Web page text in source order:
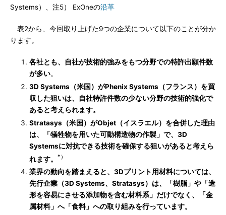
Systems）、注5） ExOneの沿革
表2から、今回取り上げた9つの企業について以下のことが分か
ります。
各社とも、自社が技術的強みをもつ分野での特許出願件数
が多い。
3D Systems（米国）がPhenix Systems（フランス）を買
収した狙いは、自社特許件数の少ない分野の技術的強化で
あると考えられます。
Stratasys（米国）がObjet（イスラエル）を合併した理由
は、「犠牲物を用いた可動構造物の作製」で、3D
Systemsに対抗できる技術を確保する狙いがあると考えら
れます。 *）
業界の動向を踏まえると、3Dプリント用材料については、
先行企業（3D Systems、Stratasys）は、「樹脂」や「造
形を容易にさせる添加物を含む材料系」だけでなく、「金
属材料」へ「食料」への取り組みを行っています。